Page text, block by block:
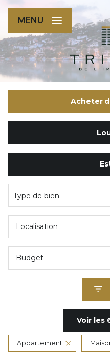
MENU
Acheter
De l'immo pro
De l'immo pro
Type de bien
Budget
Voir les
Appartement